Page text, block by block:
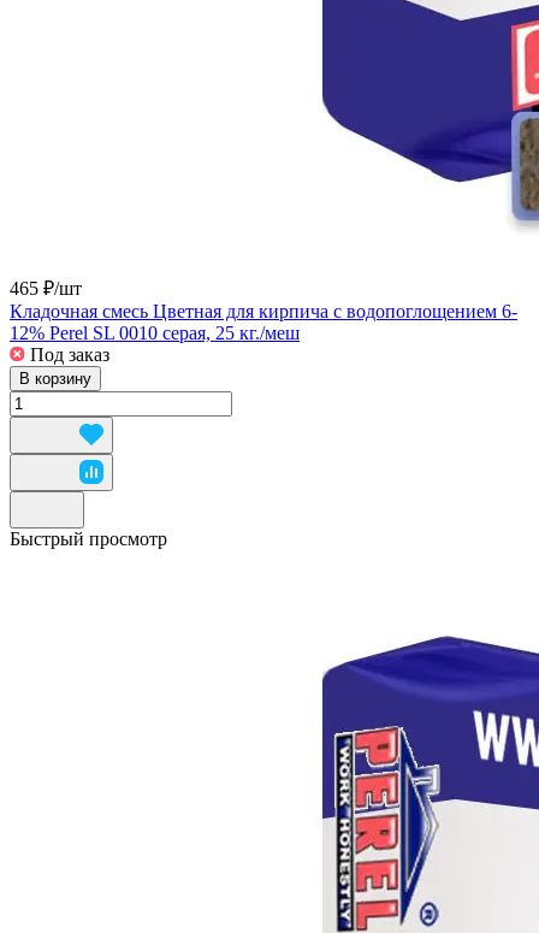
465 ₽/шт
Кладочная смесь Цветная для кирпича с водопоглощением 6-
12% Perel SL 0010 серая, 25 кг./меш
Под заказ
В корзину
Быстрый просмотр